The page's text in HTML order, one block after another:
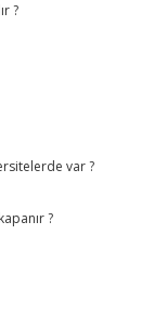
?
var ?
?